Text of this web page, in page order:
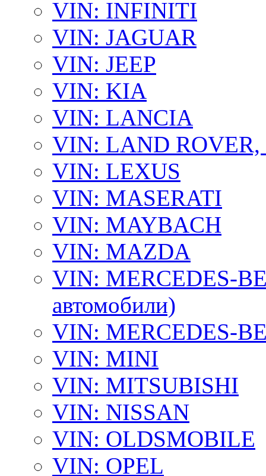
VIN: INFINITI
VIN: JAGUAR
VIN: JEEP
VIN: KIA
VIN: LANCIA
VIN: LAND ROVER,
VIN: LEXUS
VIN: MASERATI
VIN: MAYBACH
VIN: MAZDA
VIN: MERCEDES-
автомобили)
VIN: MERCEDES-
VIN: MINI
VIN: MITSUBISHI
VIN: NISSAN
VIN: OLDSMOBILE
VIN: OPEL